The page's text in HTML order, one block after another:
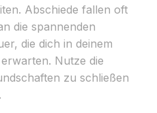
Abschiede fallen oft
die spannenden
die dich in deinem
Nutze die
zu schließen